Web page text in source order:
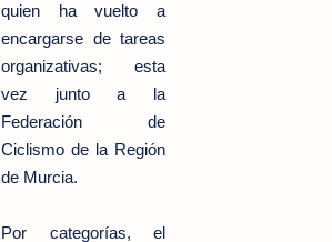
quien ha vuelto a
encargarse de tareas
organizativas; esta
vez junto a la
Federación de
Ciclismo de la Región
de Murcia.
Por categorías, el